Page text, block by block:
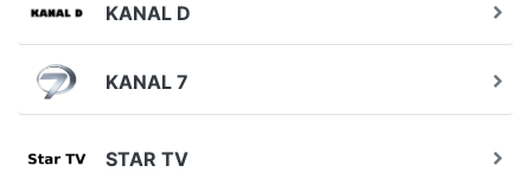
KANAL D
KANAL 7
STAR TV